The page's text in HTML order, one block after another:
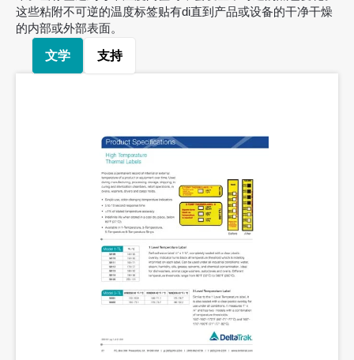
这些粘附不可逆的温度标签贴有di直到产品或设备的干净干燥
的内部或外部表面。
文学 支持